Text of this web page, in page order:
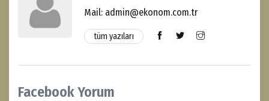
Mail: admin@ekonom.com.tr
tüm yazıları
Facebook Yorum